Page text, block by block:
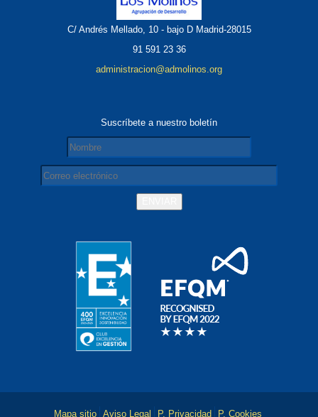
C/ Andrés Mellado, 10 - bajo D Madrid-28015
91 591 23 36
administracion@admolinos.org
Suscríbete a nuestro boletín
Mapa sitio Aviso Legal P. Privacidad P. Cookies